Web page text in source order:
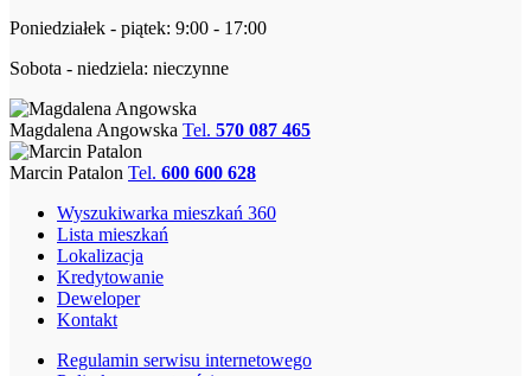
Poniedziałek - piątek: 9:00 - 17:00
Sobota - niedziela: nieczynne
Magdalena Angowska Tel. 570 087 465
Marcin Patalon Tel. 600 600 628
Wyszukiwarka mieszkań 360
Lista mieszkań
Lokalizacja
Kredytowanie
Deweloper
Kontakt
Regulamin serwisu internetowego